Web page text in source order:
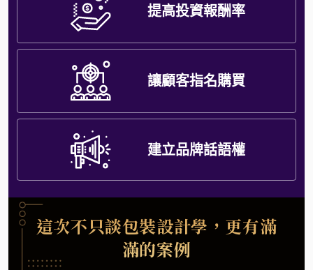
提高投資報酬率
讓顧客指名購買
建立品牌話語權
這次不只談包裝設計學，更有滿
滿的案例